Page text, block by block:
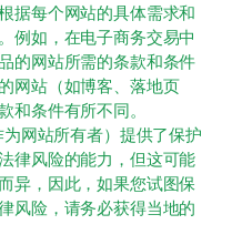
据每个网站的具体需求和
例如，在电子商务交易中
的网站所需的条款和条件
网站（如博客、落地页
和条件有所不同。
网站所有者）提供了保护
律风险的能力，但这可能
异，因此，如果您试图保
风险，请务必获得当地的